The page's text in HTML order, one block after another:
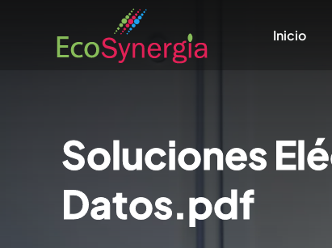
contenido
Inicio
Soluciones
Datos.pdf